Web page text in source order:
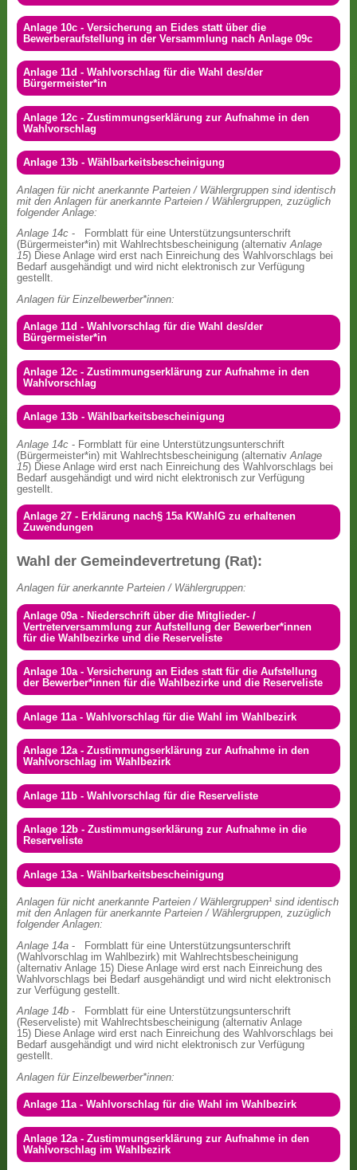
Anlage 10c - Versicherung an Eides statt über die
Bewerberaufstellung in der Versammlung nach Anlage 09c
Anlage 11d - Wahlvorschlag für die Wahl des/der
Bürgermeister*in
Anlage 12c - Zustimmungserklärung zur Aufnahme in den
Wahlvorschlag
Anlage 13b - Wählbarkeitsbescheinigung
Anlagen für nicht anerkannte Parteien / Wählergruppen sind identisch
mit den Anlagen für anerkannte Parteien / Wählergruppen, zuzüglich
folgender Anlage:
Anlage 14c - Formblatt für eine Unterstützungsunterschrift
(Bürgermeister*in) mit Wahlrechtsbescheinigung (alternativAnlage
15) Diese Anlage wird erst nach Einreichung des Wahlvorschlags bei
Bedarf ausgehändigt und wird nicht elektronisch zur Verfügung
gestellt.
Anlagen für Einzelbewerber*innen:
Anlage 11d - Wahlvorschlag für die Wahl des/der
Bürgermeister*in
Anlage 12c - Zustimmungserklärung zur Aufnahme in den
Wahlvorschlag
Anlage 13b - Wählbarkeitsbescheinigung
Anlage 14c - Formblatt für eine Unterstützungsunterschrift
(Bürgermeister*in) mit Wahlrechtsbescheinigung (alternativAnlage
15) Diese Anlage wird erst nach Einreichung des Wahlvorschlags bei
Bedarf ausgehändigt und wird nicht elektronisch zur Verfügung
gestellt.
Anlage 27 - Erklärung nach§ 15a KWahlG zu erhaltenen
Zuwendungen
Wahl der Gemeindevertretung (Rat):
Anlagen für anerkannte Parteien / Wählergruppen:
Anlage 09a - Niederschrift über die Mitglieder- /
Vertreterversammlung zur Aufstellung der Bewerber*innen
für die Wahlbezirke und die Reserveliste
Anlage 10a - Versicherung an Eides statt für die Aufstellung
der Bewerber*innen für die Wahlbezirke und die Reserveliste
Anlage 11a - Wahlvorschlag für die Wahl im Wahlbezirk
Anlage 12a - Zustimmungserklärung zur Aufnahme in den
Wahlvorschlag im Wahlbezirk
Anlage 11b - Wahlvorschlag für die Reserveliste
Anlage 12b - Zustimmungserklärung zur Aufnahme in die
Reserveliste
Anlage 13a - Wählbarkeitsbescheinigung
Anlagen für nicht anerkannte Parteien / Wählergruppen¹ sind identisch
mit den Anlagen für anerkannte Parteien / Wählergruppen, zuzüglich
folgender Anlagen:
Anlage 14a - Formblatt für eine Unterstützungsunterschrift
(Wahlvorschlag im Wahlbezirk) mit Wahlrechtsbescheinigung
(alternativ Anlage 15) Diese Anlage wird erst nach Einreichung des
Wahlvorschlags bei Bedarf ausgehändigt und wird nicht elektronisch
zur Verfügung gestellt.
Anlage 14b - Formblatt für eine Unterstützungsunterschrift
(Reserveliste) mit Wahlrechtsbescheinigung (alternativ Anlage
15) Diese Anlage wird erst nach Einreichung des Wahlvorschlags bei
Bedarf ausgehändigt und wird nicht elektronisch zur Verfügung
gestellt.
Anlagen für Einzelbewerber*innen:
Anlage 11a - Wahlvorschlag für die Wahl im Wahlbezirk
Anlage 12a - Zustimmungserklärung zur Aufnahme in den
Wahlvorschlag im Wahlbezirk